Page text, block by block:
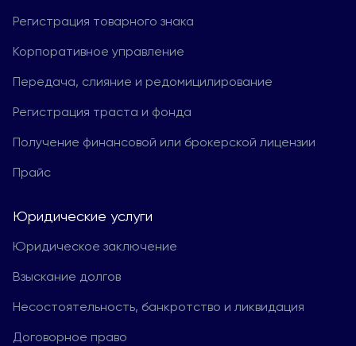
Регистрация товарного знака
Корпоративное управление
Передача, слияние и редомицилирование
Регистрация траста и фонда
Получение финансовой или брокерской лицензии
Прайс
Юридические услуги
Юридическое заключение
Взыскание долгов
Несостоятельность, банкротство и ликвидация
Договорное право